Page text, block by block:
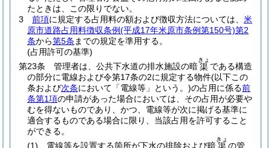
たときは、この限りでない。
3
前項に規定する占用料の額および徴収方法については、 米
原市道路占用料徴収条例(平成17年米原市条例第150号)第2
条から第5条 までの規定を準用する。
(占用許可の基準)
第23条
管理者は、公共下水道の排水施設の暗渠
きょ
である構造
の部分に電線および令第17条の2に規定する物件(以下この
条および次条において「電線等」という。)の占用に係る前
条第1項の申請があった場合においては、その占用が必要や
むを得ないものであり、かつ、電線等が次に掲げる基準に
適合するものである場合に限り、当該占用を許可すること
ができる。
(1)
電線等を設置する箇所が下水の排除および暗
きょ
の管